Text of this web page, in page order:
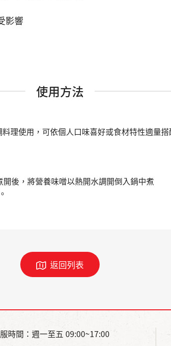
影響
使用方法
理使用，可依個人口味喜好或食材特性適量
後，將營養味噌以熱開水調開倒入鍋中煮
返回列表
時間：週一至五 09:00~17:00